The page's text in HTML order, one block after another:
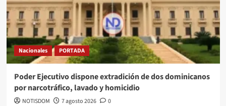
Nacionales PORTADA
Poder Ejecutivo dispone extradición de dos dominicanos
por narcotráfico, lavado y homicidio
NOTISDOM 7 agosto 2026 0